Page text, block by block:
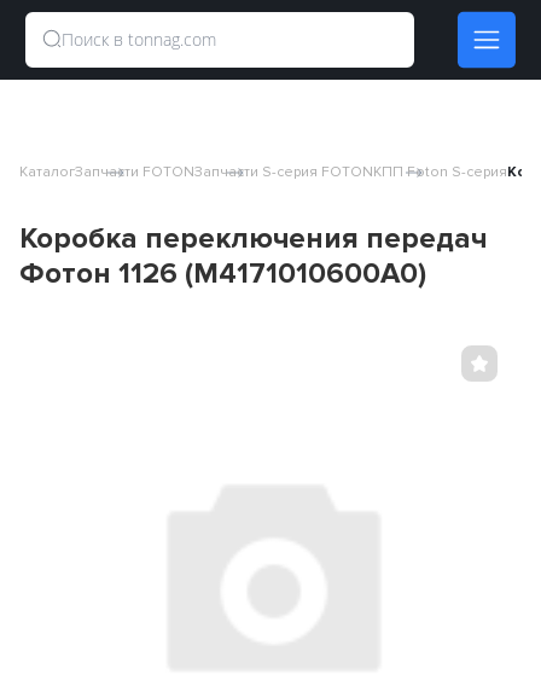
КаталогЗапчасти FOTONЗапчасти S-серия FOTONКПП Foton S-серия
Коробка переключения передач
Фотон 1126 (M4171010600A0)